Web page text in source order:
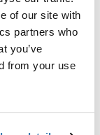
of our site with
partners who
you’ve
from your use